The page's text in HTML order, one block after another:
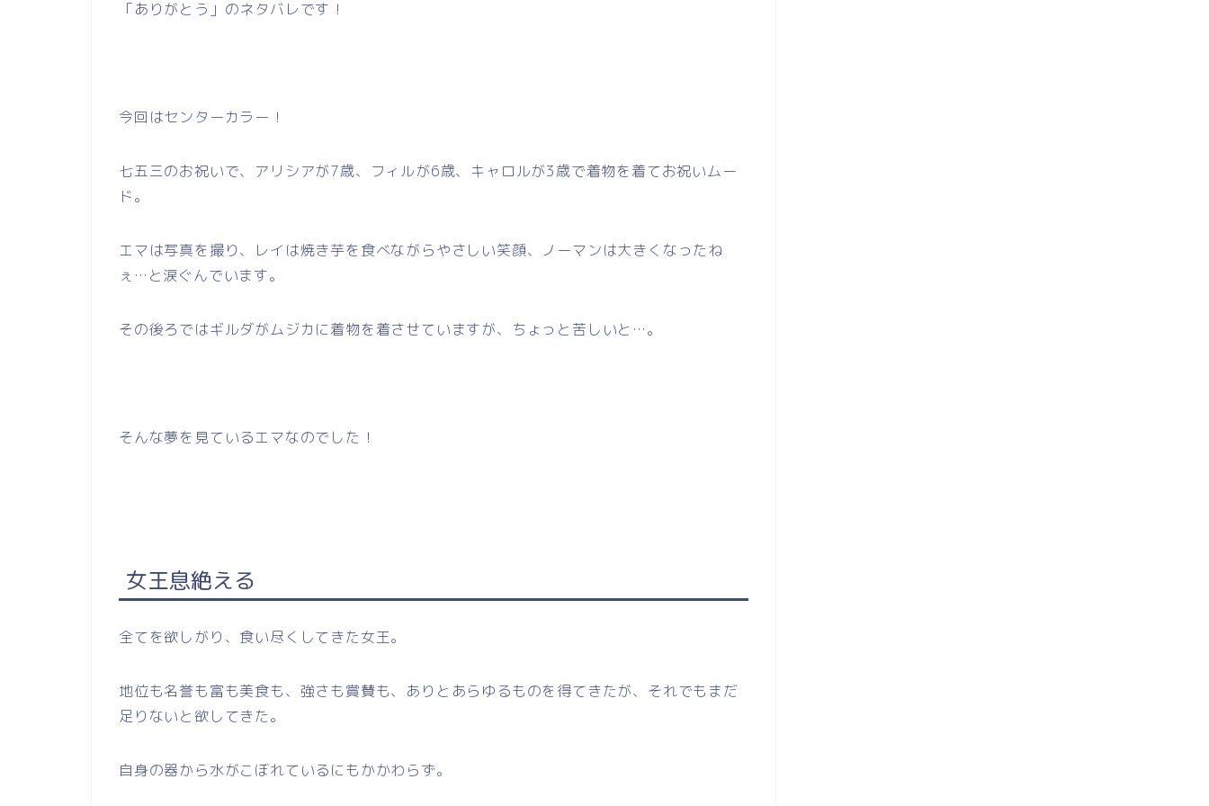
「ありがとう」のネタバレです！
今回はセンターカラー！
七五三のお祝いで、アリシアが7歳、フィルが6歳、キャロルが3歳で着物を着てお祝いムー
ド。
エマは写真を撮り、レイは焼き芋を食べながらやさしい笑顔、ノーマンは大きくなったね
ぇ…と涙ぐんでいます。
その後ろではギルダがムジカに着物を着させていますが、ちょっと苦しいと…。
そんな夢を見ているエマなのでした！
女王息絶える
全てを欲しがり、食い尽くしてきた女王。
地位も名誉も富も美食も、強さも賞賛も、ありとあらゆるものを得てきたが、それでもまだ
足りないと欲してきた。
自身の器から水がこぼれているにもかかわらず。